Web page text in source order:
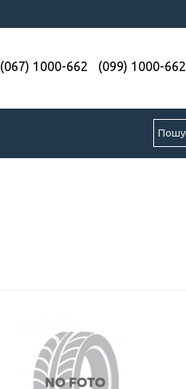
(067) 1000-662 (099) 1000-662